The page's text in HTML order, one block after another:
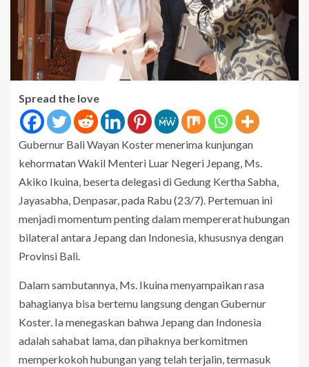
Spread the love
Gubernur Bali Wayan Koster menerima kunjungan
kehormatan Wakil Menteri Luar Negeri Jepang, Ms.
Akiko Ikuina, beserta delegasi di Gedung Kertha Sabha,
Jayasabha, Denpasar, pada Rabu (23/7). Pertemuan ini
menjadi momentum penting dalam mempererat hubungan
bilateral antara Jepang dan Indonesia, khususnya dengan
Provinsi Bali.
Dalam sambutannya, Ms. Ikuina menyampaikan rasa
bahagianya bisa bertemu langsung dengan Gubernur
Koster. Ia menegaskan bahwa Jepang dan Indonesia
adalah sahabat lama, dan pihaknya berkomitmen
memperkokoh hubungan yang telah terjalin, termasuk